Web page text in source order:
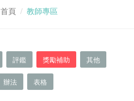
首頁 教師專區
評鑑 獎勵補助 其他
辦法 表格